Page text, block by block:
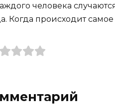
человека
Когда происходит самое